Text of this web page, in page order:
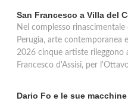
San Francesco a Villa del
Nel complesso rinascimentale
Perugia, arte contemporanea
2026 cinque artiste rileggono
Francesco d'Assisi, per
Dario Fo e le sue